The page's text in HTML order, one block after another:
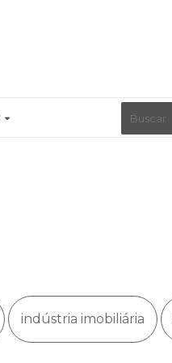
indústria imobiliária